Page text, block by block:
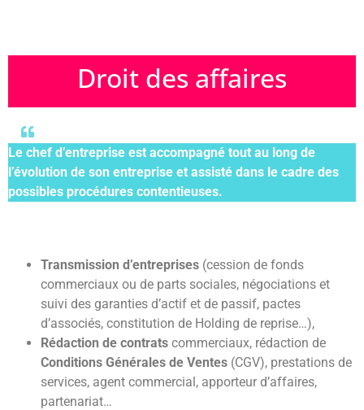
Droit des affaires
Le chef d’entreprise est accompagné tout au long de
l’évolution de son entreprise et assisté dans le cadre des
possibles procédures contentieuses.
Transmission d’entreprises (cession de fonds
commerciaux ou de parts sociales, négociations et
suivi des garanties d’actif et de passif, pactes
d’associés, constitution de Holding de reprise…),
Rédaction de contrats commerciaux, rédaction de
Conditions Générales de Ventes (CGV), prestations de
services, agent commercial, apporteur d’affaires,
partenariat…